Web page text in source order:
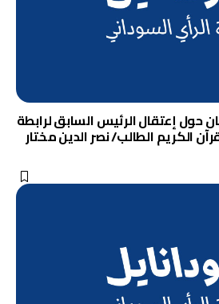
حول إعتقال الرئيس السابق لرابطة
الكريم الطالب/ نصر الدين مختار